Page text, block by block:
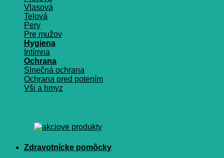
Vlasová
Telová
Pery
Pre mužov
Hygiena
Intímna
Ochrana
Slnečná ochrana
Ochrana pred potením
Vši a hmyz
Zdravotnícke pomôcky